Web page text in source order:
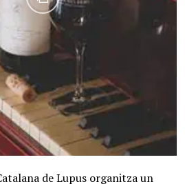
de Lupus organitza un